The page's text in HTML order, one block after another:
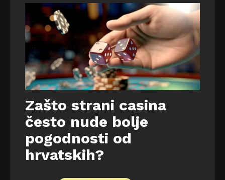
Zašto strani casina
često nude bolje
pogodnosti od
hrvatskih?